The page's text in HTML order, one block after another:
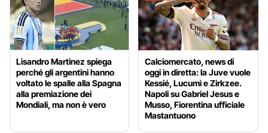
Lisandro Martinez spiega
perché gli argentini hanno
voltato le spalle alla Spagna
alla premiazione dei
Mondiali, ma non è vero
Calciomercato, news di
oggi in diretta: la Juve vuole
Kessié, Lucumì e Zirkzee.
Napoli su Gabriel Jesus e
Musso, Fiorentina ufficiale
Mastantuono